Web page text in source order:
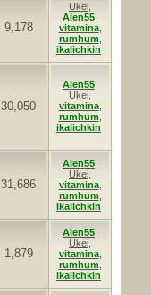
9,178
Ukei
Alen55
vitamina,
rumhum
ikalichkin
30,050
Alen55
Ukei
vitamina,
rumhum
ikalichkin
31,686
Alen55
Ukei
vitamina,
rumhum
ikalichkin
1,879
Alen55
Ukei
vitamina,
rumhum
ikalichkin